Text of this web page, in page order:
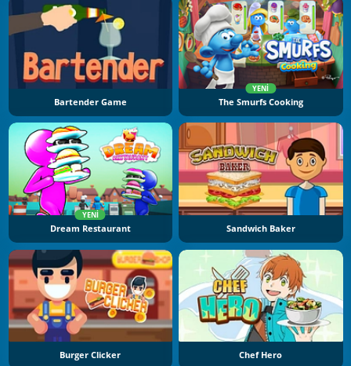
Bartender Game
YENI
The Smurfs Cooking
YENI
Dream Restaurant Sandwich Baker
Burger Clicker Chef Hero